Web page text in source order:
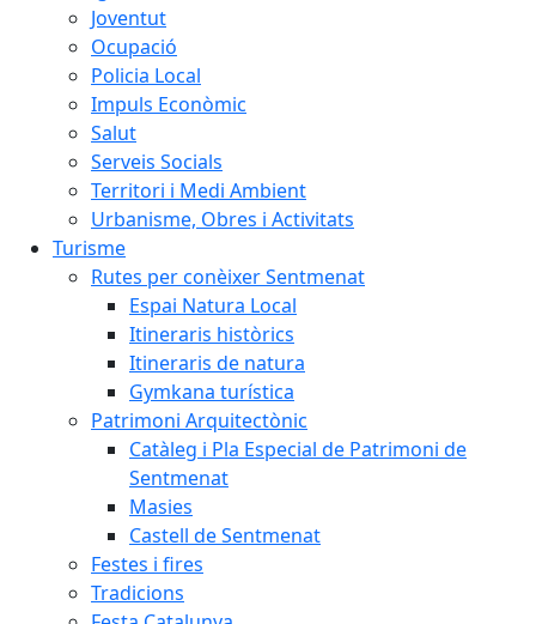
Joventut
Ocupació
Policia Local
Impuls Econòmic
Salut
Serveis Socials
Territori i Medi Ambient
Urbanisme, Obres i Activitats
Turisme
Rutes per conèixer Sentmenat
Espai Natura Local
Itineraris històrics
Itineraris de natura
Gymkana turística
Patrimoni Arquitectònic
Catàleg i Pla Especial de Patrimoni de
Sentmenat
Masies
Castell de Sentmenat
Festes i fires
Tradicions